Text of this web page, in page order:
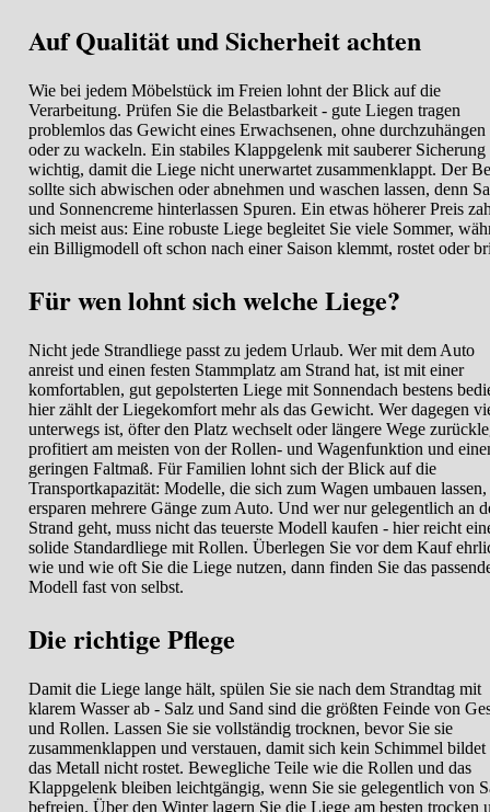
Auf Qualität und Sicherheit achten
Wie bei jedem Möbelstück im Freien lohnt der Blick auf die
Verarbeitung. Prüfen Sie die Belastbarkeit - gute Liegen tragen
problemlos das Gewicht eines Erwachsenen, ohne durchzuhängen
oder zu wackeln. Ein stabiles Klappgelenk mit sauberer Sicherung
wichtig, damit die Liege nicht unerwartet zusammenklappt. Der
sollte sich abwischen oder abnehmen und waschen lassen, denn
und Sonnencreme hinterlassen Spuren. Ein etwas höherer Preis
sich meist aus: Eine robuste Liege begleitet Sie viele Sommer,
ein Billigmodell oft schon nach einer Saison klemmt, rostet oder
Für wen lohnt sich welche Liege?
Nicht jede Strandliege passt zu jedem Urlaub. Wer mit dem Auto
anreist und einen festen Stammplatz am Strand hat, ist mit einer
komfortablen, gut gepolsterten Liege mit Sonnendach bestens
hier zählt der Liegekomfort mehr als das Gewicht. Wer dagegen
unterwegs ist, öfter den Platz wechselt oder längere Wege
profitiert am meisten von der Rollen- und Wagenfunktion und
geringen Faltmaß. Für Familien lohnt sich der Blick auf die
Transportkapazität: Modelle, die sich zum Wagen umbauen lassen,
ersparen mehrere Gänge zum Auto. Und wer nur gelegentlich an
Strand geht, muss nicht das teuerste Modell kaufen - hier reicht
solide Standardliege mit Rollen. Überlegen Sie vor dem Kauf
wie und wie oft Sie die Liege nutzen, dann finden Sie das
Modell fast von selbst.
Die richtige Pflege
Damit die Liege lange hält, spülen Sie sie nach dem Strandtag mit
klarem Wasser ab - Salz und Sand sind die größten Feinde von
und Rollen. Lassen Sie sie vollständig trocknen, bevor Sie sie
zusammenklappen und verstauen, damit sich kein Schimmel bildet
das Metall nicht rostet. Bewegliche Teile wie die Rollen und das
Klappgelenk bleiben leichtgängig, wenn Sie sie gelegentlich von
befreien. Über den Winter lagern Sie die Liege am besten trocken